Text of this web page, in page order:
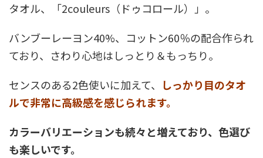
タオル、「2couleurs（ドゥコロール）」。
バンブーレーヨン40%、コットン60％の配合作られ
ており、さわり心地はしっとり＆もっちり。
センスのある2色使いに加えて、 しっかり目のタオ
ルで非常に高級感を感じられます。
カラーバリエーションも続々と増えており、色選び
も楽しいです。